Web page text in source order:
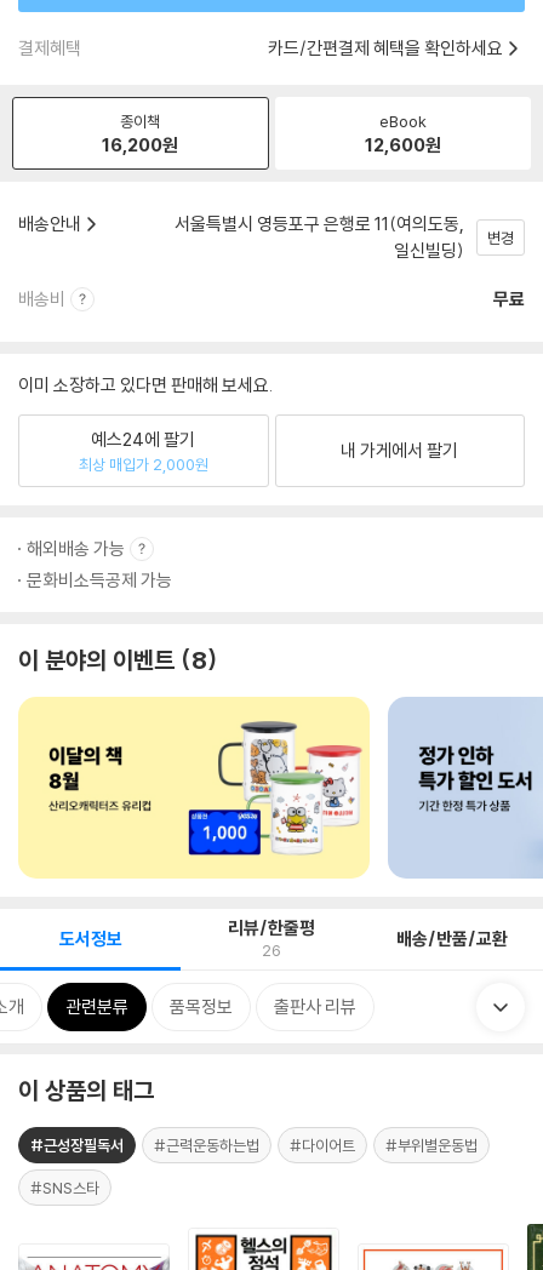
결제혜택 카드/간편결제 혜택을 확인하세요
종이책
16,200원
eBook
12,600원
배송안내
서울특별시 영등포구 은행로 11(여의도동,
일신빌딩)
변경
배송비 무료
이미 소장하고 있다면 판매해 보세요.
예스24에 팔기
최상 매입가 2,000원
내 가게에서 팔기
해외배송 가능
문화비소득공제 가능
이 분야의 이벤트 8
도서정보 리뷰/한줄평
26 배송/반품/교환
개 관련분류 품목정보 출판사 리뷰
이 상품의 태그
#근성장필독서 #근력운동하는법 #다이어트 #부위별운동법
#SNS스타